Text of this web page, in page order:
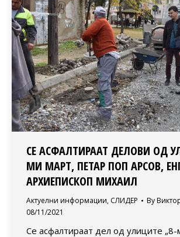
СЕ АСФАЛТИРААТ ДЕЛОВИ ОД
МИ МАРТ, ПЕТАР ПОП АРСОВ,
АРХИЕПИСКОП МИХАИЛ
Актуелни информации, СЛИДЕР By
08/11/2021
Се асфалтираат дел од улиците